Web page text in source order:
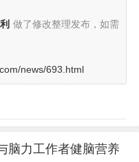
做了修改整理发布，如需
news/693.html
脑力工作者健脑营养